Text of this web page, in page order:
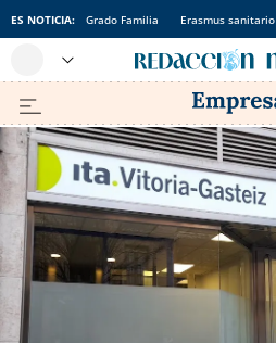
ES NOTICIA: Grado Familia Erasmus sanitario